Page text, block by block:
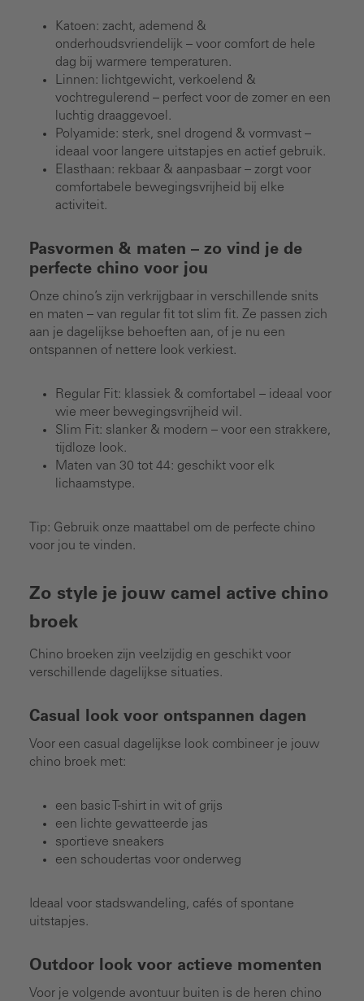
Katoen: zacht, ademend &
onderhoudsvriendelijk – voor comfort de hele
dag bij warmere temperaturen.
Linnen: lichtgewicht, verkoelend &
vochtregulerend – perfect voor de zomer en een
luchtig draaggevoel.
Polyamide: sterk, snel drogend & vormvast –
ideaal voor langere uitstapjes en actief gebruik.
Elasthaan: rekbaar & aanpasbaar – zorgt voor
comfortabele bewegingsvrijheid bij elke
activiteit.
Pasvormen & maten – zo vind je de
perfecte chino voor jou
Onze chino’s zijn verkrijgbaar in verschillende snits
en maten – van regular fit tot slim fit. Ze passen zich
aan je dagelijkse behoeften aan, of je nu een
ontspannen of nettere look verkiest.
Regular Fit: klassiek & comfortabel – ideaal voor
wie meer bewegingsvrijheid wil.
Slim Fit: slanker & modern – voor een strakkere,
tijdloze look.
Maten van 30 tot 44: geschikt voor elk
lichaamstype.
Tip: Gebruik onze maattabel om de perfecte chino
voor jou te vinden.
Zo style je jouw camel active chino
broek
Chino broeken zijn veelzijdig en geschikt voor
verschillende dagelijkse situaties.
Casual look voor ontspannen dagen
Voor een casual dagelijkse look combineer je jouw
chino broek met:
een basic T-shirt in wit of grijs
een lichte gewatteerde jas
sportieve sneakers
een schoudertas voor onderweg
Ideaal voor stadswandeling, cafés of spontane
uitstapjes.
Outdoor look voor actieve momenten
Voor je volgende avontuur buiten is de heren chino